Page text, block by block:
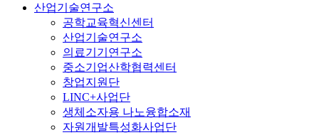
산업기술연구소
공학교육혁신센터
산업기술연구소
의료기기연구소
중소기업산학협력센터
창업지원단
LINC+사업단
생체소자용 나노융합소재
자원개발특성화사업단